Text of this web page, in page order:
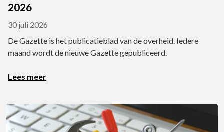
2026
30 juli 2026
De Gazette is het publicatieblad van de overheid. Iedere
maand wordt de nieuwe Gazette gepubliceerd.
Lees meer